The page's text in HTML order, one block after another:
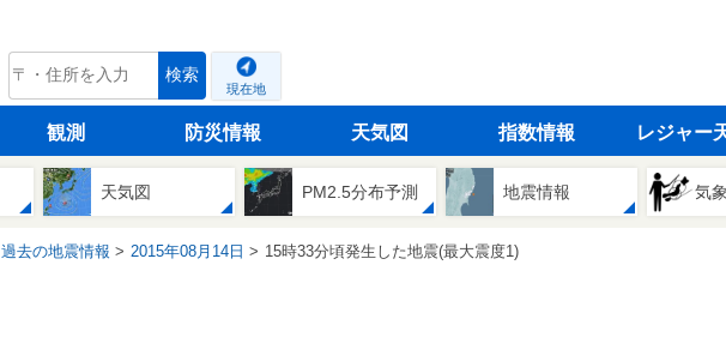
tenki.jp 検索
現在地
観測 防災情報 天気図 指数情報 レジャー
天気図 PM2.5分布予測 地震情報 気
過去の地震情報 2015年08月14日 15時33分頃発生した地震(最大震度1)